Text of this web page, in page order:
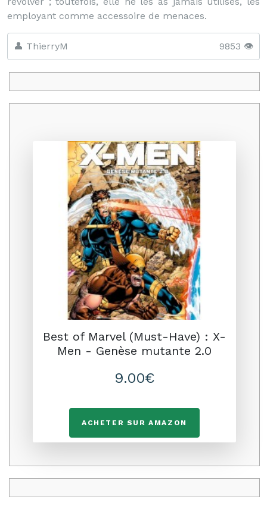
employant comme accessoire de menaces.
👤 ThierryM 9853 👁️
Promo
Best of Marvel (Must-Have) : X-
Men - Genèse mutante 2.0
9.00€
ACHETER SUR AMAZON